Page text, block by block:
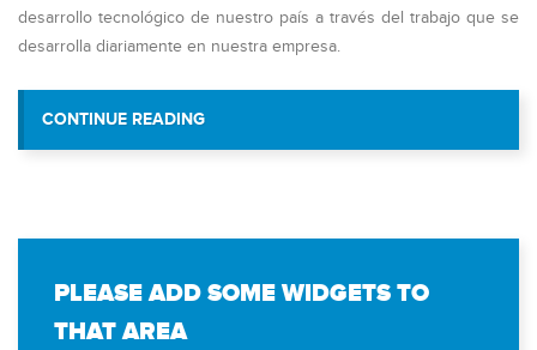
desarrollo tecnológico de nuestro país a través del trabajo que se
desarrolla diariamente en nuestra empresa.
CONTINUE READING
PLEASE ADD SOME WIDGETS TO
THAT AREA